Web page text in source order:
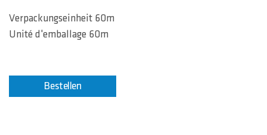
Verpackungseinheit 60m
Unité d'emballage 60m
Bestellen